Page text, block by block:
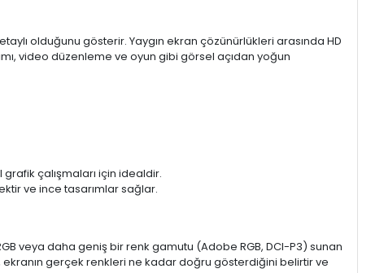
olduğunu gösterir. Yaygın ekran çözünürlükleri arasında HD
video düzenleme ve oyun gibi görsel açıdan yoğun
çalışmaları için idealdir.
ve ince tasarımlar sağlar.
veya daha geniş bir renk gamutu (Adobe RGB, DCI-P3) sunan
gerçek renkleri ne kadar doğru gösterdiğini belirtir ve